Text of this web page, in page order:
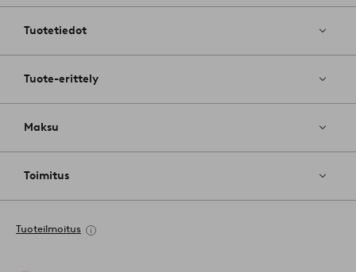
Tuotetiedot
Tuote-erittely
Maksu
Toimitus
Tuoteilmoitus